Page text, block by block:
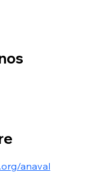
anaval